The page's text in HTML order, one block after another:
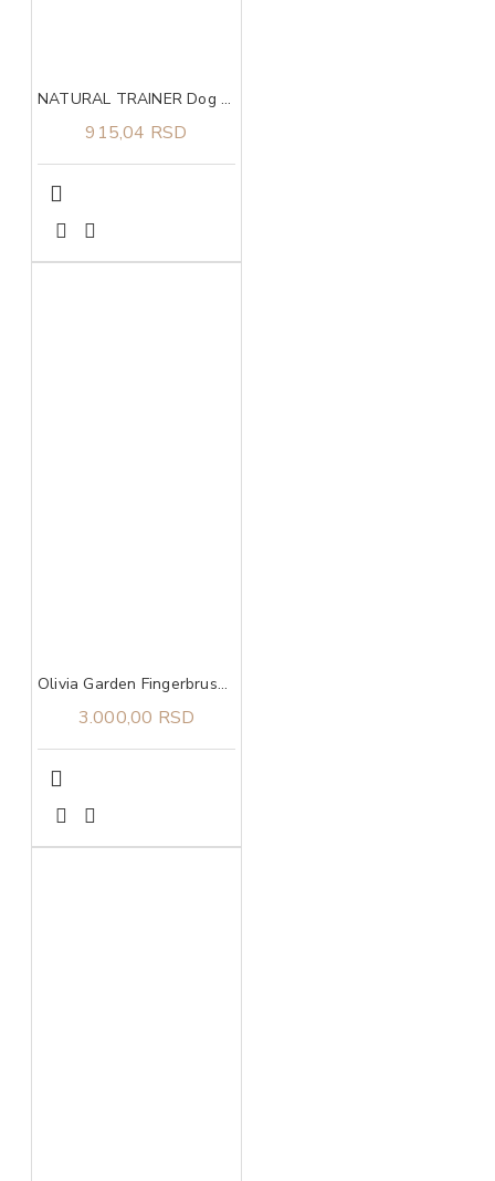
NATURAL TRAINER Dog sa piletinom i pirinčem za odrasle pse malih rasa 800g
915,04 RSD
Olivia Garden Fingerbrush Care Iconic Boar&Nylon Hot Pink M
3.000,00 RSD